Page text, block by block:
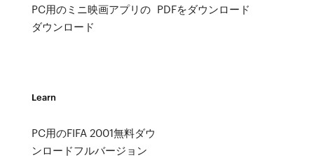
PC用のミニ映画アプリの
ダウンロード
PDFをダウンロード
Learn
PC用のFIFA 2001無料ダウ
ンロードフルバージョン